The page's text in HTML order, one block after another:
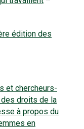
édition des
et chercheurs-
droits de la
à propos du
en